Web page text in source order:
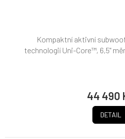
44 490
DETAIL
Kompaktní aktivní
technologií Uni-Core™, 6,5"